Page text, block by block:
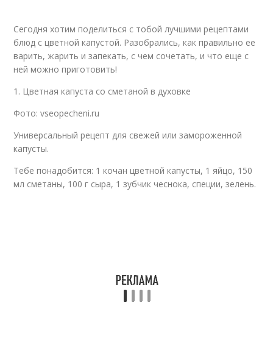
капусты
Сегодня хотим поделиться с тобой лучшими рецептами
блюд с цветной капустой. Разобрались, как правильно ее
варить, жарить и запекать, с чем сочетать, и что еще с
ней можно приготовить!
1. Цветная капуста со сметаной в духовке
Фото: vseopecheni.ru
Универсальный рецепт для свежей или замороженной
капусты.
Тебе понадобится: 1 кочан цветной капусты, 1 яйцо, 150
мл сметаны, 100 г сыра, 1 зубчик чеснока, специи, зелень.